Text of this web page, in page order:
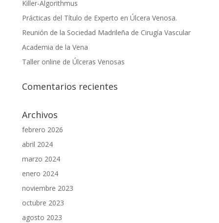
Killer‑Algorithmus
Prácticas del Título de Experto en Úlcera Venosa.
Reunión de la Sociedad Madrileña de Cirugía Vascular
Academia de la Vena
Taller online de Úlceras Venosas
Comentarios recientes
Archivos
febrero 2026
abril 2024
marzo 2024
enero 2024
noviembre 2023
octubre 2023
agosto 2023